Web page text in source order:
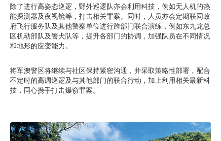
除了进行高姿态巡逻，野外巡逻队亦会利用科技，例如无人机的热
能探测器及夜视镜等，打击相关罪案。同时，人员亦会定期联同政
府飞行服务队及其他警察单位进行跨部门联合演练，例如东九龙总
区机动部队及警犬队等，提升各部门的协调，加强队员在不同情况
和地形的应变能力。
将军澳警区将继续与社区保持紧密沟通，并采取策略性部署，配合
不定时的高调巡逻及与其他部门的联合行动，加上利用相关最新科
技，同心携手打击爆窃罪案。